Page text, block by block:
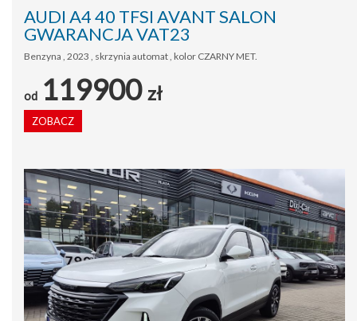
AUDI A4 40 TFSI AVANT SALON
GWARANCJA VAT23
Benzyna , 2023 , skrzynia automat , kolor CZARNY MET.
od 119900 zł
ZOBACZ